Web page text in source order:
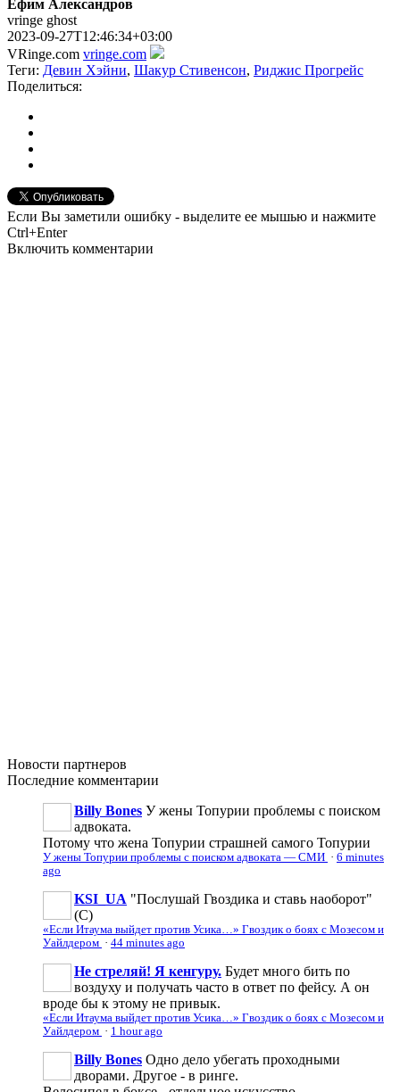
Ефим Александров
vringe ghost
2023-09-27T12:46:34+03:00
VRinge.com vringe.com
Теги: Девин Хэйни, Шакур Стивенсон, Риджис Прогрейс
Поделиться:
Если Вы заметили ошибку - выделите ее мышью и нажмите
Ctrl+Enter
Включить комментарии
Новости партнеров
Последние комментарии
Billy Bones У жены Топурии проблемы с поиском
адвоката.
Потому что жена Топурии страшней самого Топурии
У жены Топурии проблемы с поиском адвоката — СМИ · 6 minutes
ago
KSI_UA "Послушай Гвоздика и ставь наоборот"
(С)
«Если Итаума выйдет против Усика…» Гвоздик о боях с Мозесом и
Уайлдером · 44 minutes ago
Не стреляй! Я кенгуру. Будет много бить по
воздуху и получать часто в ответ по фейсу. А он
вроде бы к этому не привык.
«Если Итаума выйдет против Усика…» Гвоздик о боях с Мозесом и
Уайлдером · 1 hour ago
Billy Bones Одно дело убегать проходными
дворами. Другое - в ринге.